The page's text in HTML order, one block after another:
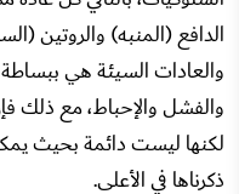
الدافع (المنبه) والروتين
والعادات السيئة هي
والفشل والإحباط، مع ذلك
لكنها ليست دائمة بحيث
ذكرناها في الأعلى.